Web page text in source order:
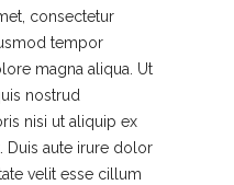
consectetur
tempor
magna aliqua. Ut
nostrud
nisi ut aliquip ex
aute irure dolor
velit esse cillum